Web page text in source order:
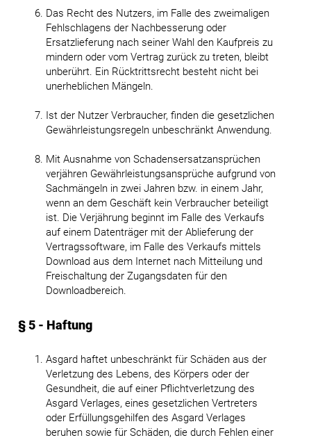
Das Recht des Nutzers, im Falle des zweimaligen
Fehlschlagens der Nachbesserung oder
Ersatzlieferung nach seiner Wahl den Kaufpreis zu
mindern oder vom Vertrag zurück zu treten, bleibt
unberührt. Ein Rücktrittsrecht besteht nicht bei
unerheblichen Mängeln.
Ist der Nutzer Verbraucher, finden die gesetzlichen
Gewährleistungsregeln unbeschränkt Anwendung.
Mit Ausnahme von Schadensersatzansprüchen
verjähren Gewährleistungsansprüche aufgrund von
Sachmängeln in zwei Jahren bzw. in einem Jahr,
wenn an dem Geschäft kein Verbraucher beteiligt
ist. Die Verjährung beginnt im Falle des Verkaufs
auf einem Datenträger mit der Ablieferung der
Vertragssoftware, im Falle des Verkaufs mittels
Download aus dem Internet nach Mitteilung und
Freischaltung der Zugangsdaten für den
Downloadbereich.
§ 5 - Haftung
Asgard haftet unbeschränkt für Schäden aus der
Verletzung des Lebens, des Körpers oder der
Gesundheit, die auf einer Pflichtverletzung des
Asgard Verlages, eines gesetzlichen Vertreters
oder Erfüllungsgehilfen des Asgard Verlages
beruhen sowie für Schäden, die durch Fehlen einer